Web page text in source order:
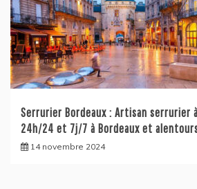
Serrurier Bordeaux : Artisan serrurier
24h/24 et 7j/7 à Bordeaux et
14 novembre 2024